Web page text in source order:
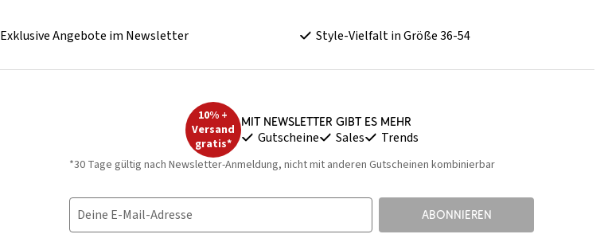
Exklusive Angebote im Newsletter Style-Vielfalt in Größe 36-54
10% +
Versand
gratis*
Mit Newsletter gibt es mehr
Gutscheine Sales Trends
*30 Tage gültig nach Newsletter-Anmeldung, nicht mit anderen Gutscheinen kombinierbar
Deine E-Mail-Adresse ABONNIEREN